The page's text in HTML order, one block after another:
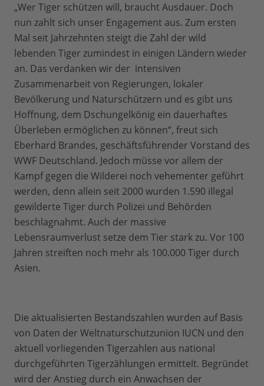
„Wer Tiger schützen will, braucht Ausdauer. Doch
nun zahlt sich unser Engagement aus. Zum ersten
Mal seit Jahrzehnten steigt die Zahl der wild
lebenden Tiger zumindest in einigen Ländern wieder
an. Das verdanken wir der intensiven
Zusammenarbeit von Regierungen, lokaler
Bevölkerung und Naturschützern und es gibt uns
Hoffnung, dem Dschungelkönig ein dauerhaftes
Überleben ermöglichen zu können“, freut sich
Eberhard Brandes, geschäftsführender Vorstand des
WWF Deutschland. Jedoch müsse vor allem der
Kampf gegen die Wilderei noch vehementer geführt
werden, denn allein seit 2000 wurden 1.590 illegal
gewilderte Tiger durch Polizei und Behörden
beschlagnahmt. Auch der massive
Lebensraumverlust setze dem Tier stark zu. Vor 100
Jahren streiften noch mehr als 100.000 Tiger durch
Asien.
Die aktualisierten Bestandszahlen wurden auf Basis
von Daten der Weltnaturschutzunion IUCN und den
aktuell vorliegenden Tigerzahlen aus national
durchgeführten Tigerzählungen ermittelt. Begründet
wird der Anstieg durch ein Anwachsen der